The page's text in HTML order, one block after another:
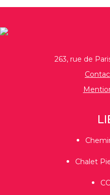
263, rue de
Chalet